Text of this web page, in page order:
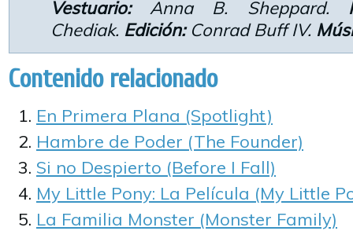
Vestuario:Anna B. Sheppard.
Chediak. Edición:Conrad Buff IV.
Contenido relacionado
En Primera Plana (Spotlight)
Hambre de Poder (The Founder)
Si no Despierto (Before I Fall)
My Little Pony: La Película (My Little
La Familia Monster (Monster Family)